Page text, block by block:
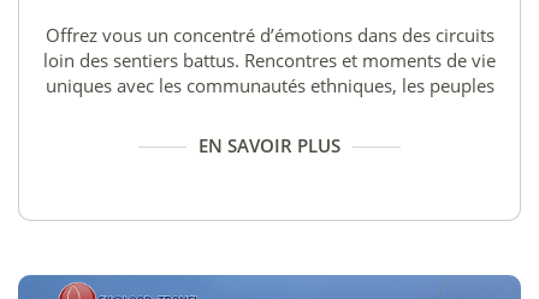
Offrez vous un concentré d’émotions dans des circuits
loin des sentiers battus. Rencontres et moments de vie
uniques avec les communautés ethniques, les peuples
exceptionnels méconnus
EN SAVOIR PLUS